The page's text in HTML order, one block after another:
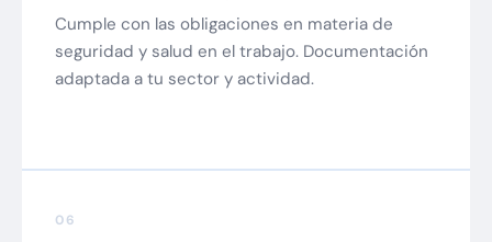
Cumple con las obligaciones en materia de
seguridad y salud en el trabajo. Documentación
adaptada a tu sector y actividad.
06